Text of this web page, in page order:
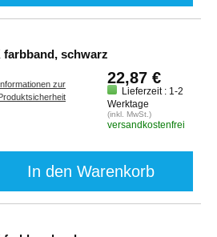
farbband, schwarz
zur
22,87 €
Lieferzeit : 1-2
Werktage
(inkl. MwSt.)
versandkostenfrei
In den Warenkorb